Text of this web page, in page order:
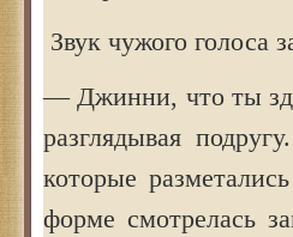
Звук чужого голоса
— Джинни, что ты
разглядывая
которые
форме смотрелась